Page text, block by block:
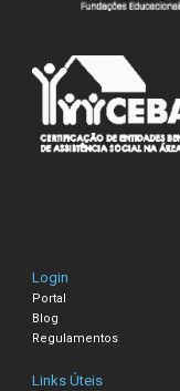
Login
Portal
Blog
Regulamentos
Links Úteis